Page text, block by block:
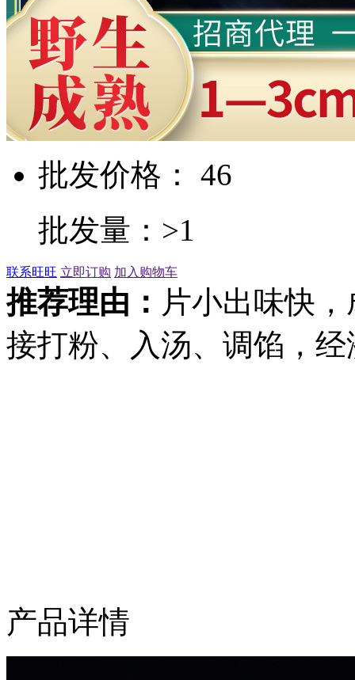
批发价格： 46
批发量：>1
联系旺旺 立即订购 加入购物车
推荐理由： 片小出味快
接打粉、入汤、调馅，
产品详情